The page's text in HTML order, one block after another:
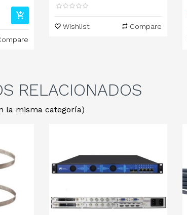
Wishlist Compare
RELACIONADOS
la misma categoría)